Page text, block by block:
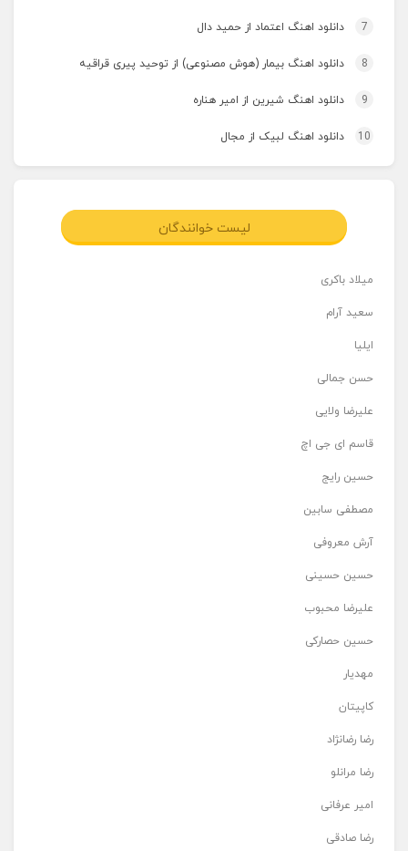
7 دانلود اهنگ اعتماد از حمید دال
8 دانلود اهنگ بیمار (هوش مصنوعی) از توحید پیری قراقیه
9 دانلود اهنگ شیرین از امیر هناره
10 دانلود اهنگ لبیک از مجال
لیست خوانندگان
میلاد باکری
سعید آرام
ایلیا
حسن جمالی
علیرضا ولایی
قاسم ای جی اچ
حسین رایج
مصطفی سابین
آرش معروفی
حسین حسینی
علیرضا محبوب
حسین حصارکی
مهدیار
کاپیتان
رضا رضانژاد
رضا مرانلو
امیر عرفانی
رضا صادقی